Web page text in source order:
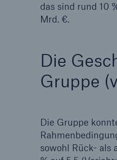
das sind rund 10
Mrd. €.
Die
Gruppe
Die Gruppe
sowohl Rück- als